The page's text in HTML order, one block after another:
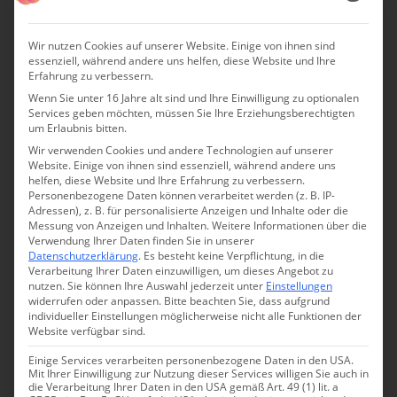
"Toscana mia": Skizzen einer
deutschen Sehnsucht
Wir nutzen Cookies auf unserer Website. Einige von ihnen sind
essenziell, während andere uns helfen, diese Website und Ihre
Erfahrung zu verbessern.
Wenn Sie unter 16 Jahre alt sind und Ihre Einwilligung zu optionalen
Services geben möchten, müssen Sie Ihre Erziehungsberechtigten
um Erlaubnis bitten.
Wir verwenden Cookies und andere Technologien auf unserer
Website. Einige von ihnen sind essenziell, während andere uns
helfen, diese Website und Ihre Erfahrung zu verbessern.
Personenbezogene Daten können verarbeitet werden (z. B. IP-
Adressen), z. B. für personalisierte Anzeigen und Inhalte oder die
Messung von Anzeigen und Inhalten.Weitere Informationen über die
Verwendung Ihrer Daten finden Sie in unserer
Datenschutzerklärung. Es besteht keine Verpflichtung, in die
Verarbeitung Ihrer Daten einzuwilligen, um dieses Angebot zu
nutzen.Sie können Ihre Auswahl jederzeit unter Einstellungen
widerrufen oder anpassen. Bitte beachten Sie, dass aufgrund
individueller Einstellungen möglicherweise nicht alle Funktionen der
Website verfügbar sind.
Einige Services verarbeiten personenbezogene Daten in den USA.
Mit Ihrer Einwilligung zur Nutzung dieser Services willigen Sie auch in
die Verarbeitung Ihrer Daten in den USA gemäß Art. 49 (1) lit. a